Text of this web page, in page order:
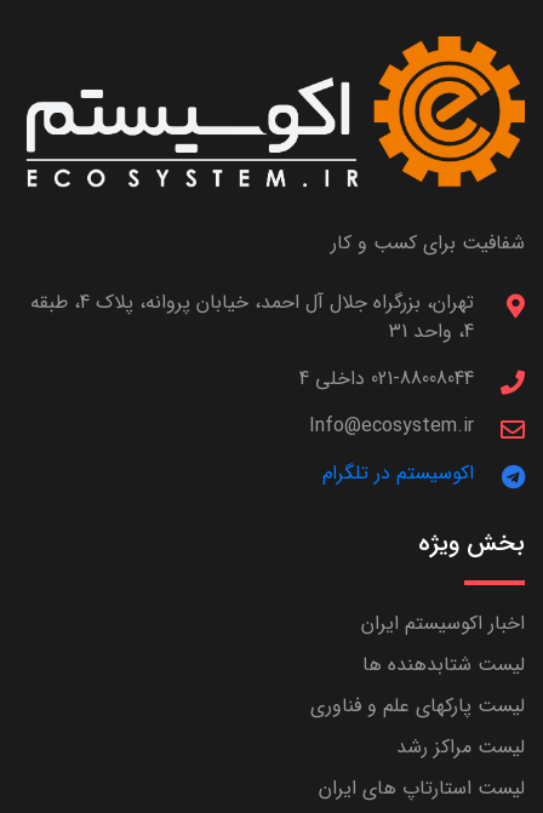
شفافیت برای کسب و کار
تهران، بزرگراه جلال آل احمد، خیابان پروانه، پلاک 4، طبقه
4، واحد 31
021-88008044 داخلی 4
Info@ecosystem.ir
اکوسیستم در تلگرام
بخش ویژه
اخبار اکوسیستم ایران
لیست شتابدهنده ها
لیست پارکهای علم و فناوری
لیست مراکز رشد
لیست استارتاپ های ایران